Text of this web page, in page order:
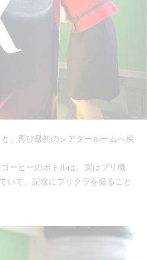
、再び最初のシアタールームへ戻
ーヒーのボトルは、実はプリ機
いて、記念にプリクラを撮ること